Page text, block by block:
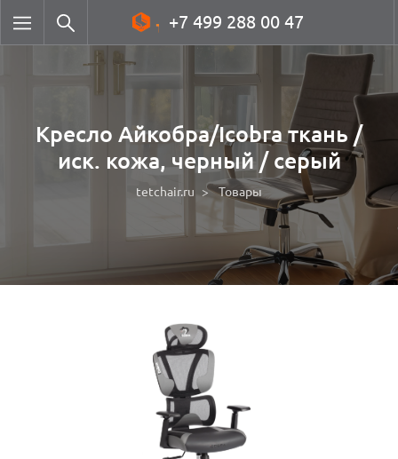
+7 499 288 00 47
Кресло Айкобра/Icobra ткань /
иск. кожа, черный / серый
tetchair.ru Товары